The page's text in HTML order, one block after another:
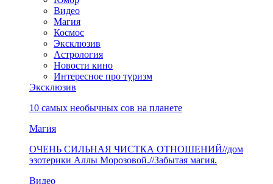
Видео
Магия
Космос
Эксклюзив
Астрология
Новости кино
Интересное про туризм
Эксклюзив
10 самых необычных сов на планете
Магия
ОЧЕНЬ СИЛЬНАЯ ЧИСТКА ОТНОШЕНИЙ//дом
эзотерики Аллы Морозовой.//Забытая магия.
Видео